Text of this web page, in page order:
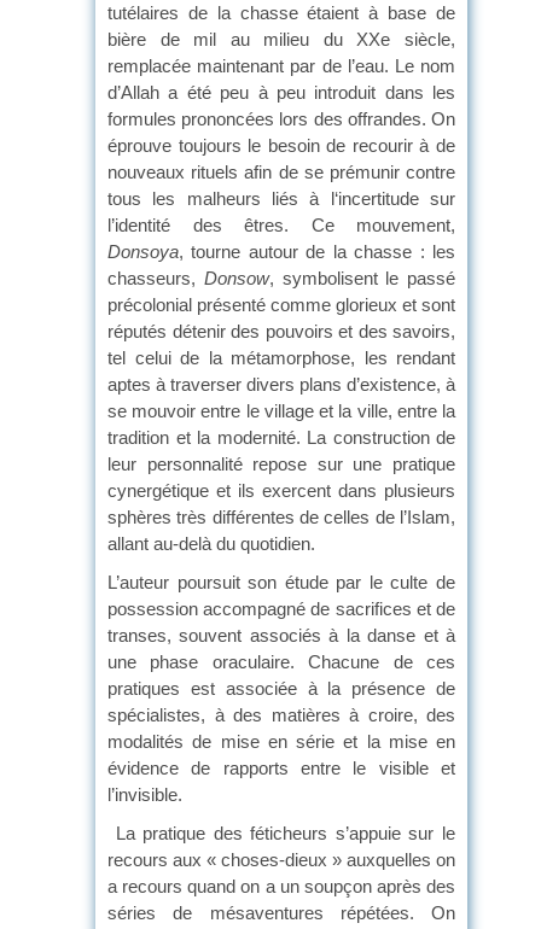
tutélaires de la chasse étaient à base de
bière de mil au milieu du XXe siècle,
remplacée maintenant par de l’eau. Le nom
d’Allah a été peu à peu introduit dans les
formules prononcées lors des offrandes. On
éprouve toujours le besoin de recourir à de
nouveaux rituels afin de se prémunir contre
tous les malheurs liés à l‘incertitude sur
l’identité des êtres. Ce mouvement,
Donsoya, tourne autour de la chasse : les
chasseurs, Donsow, symbolisent le passé
précolonial présenté comme glorieux et sont
réputés détenir des pouvoirs et des savoirs,
tel celui de la métamorphose, les rendant
aptes à traverser divers plans d’existence, à
se mouvoir entre le village et la ville, entre la
tradition et la modernité. La construction de
leur personnalité repose sur une pratique
cynergétique et ils exercent dans plusieurs
sphères très différentes de celles de l’Islam,
allant au-delà du quotidien.
L’auteur poursuit son étude par le culte de
possession accompagné de sacrifices et de
transes, souvent associés à la danse et à
une phase oraculaire. Chacune de ces
pratiques est associée à la présence de
spécialistes, à des matières à croire, des
modalités de mise en série et la mise en
évidence de rapports entre le visible et
l’invisible.
La pratique des féticheurs s’appuie sur le
recours aux « choses-dieux » auxquelles on
a recours quand on a un soupçon après des
séries de mésaventures répétées. On